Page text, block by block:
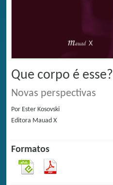
Que corpo é esse?
Novas perspectivas
Por Ester Kosovski
Editora Mauad X
Formatos